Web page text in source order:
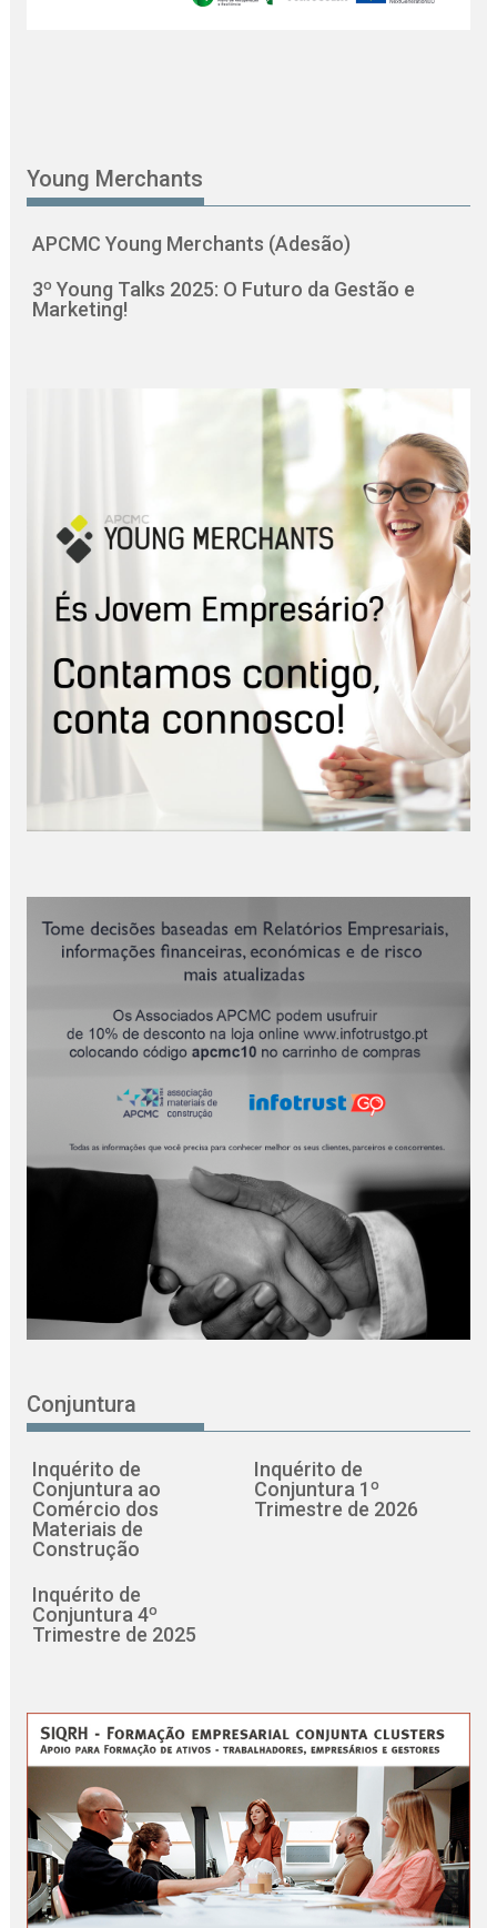
Young Merchants
APCMC Young Merchants (Adesão)
3º Young Talks 2025: O Futuro da Gestão e
Marketing!
Conjuntura
Inquérito de
Conjuntura ao
Comércio dos
Materiais de
Construção
Inquérito de
Conjuntura 1º
Trimestre de 2026
Inquérito de
Conjuntura 4º
Trimestre de 2025